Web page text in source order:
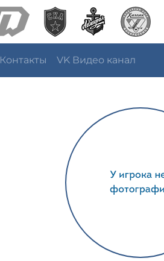
Контакты VK Видео канал